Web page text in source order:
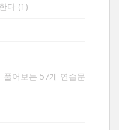
다 (1)
어보는 57개 연습문